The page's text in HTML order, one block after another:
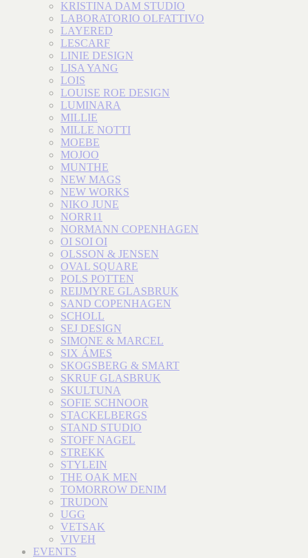
KRISTINA DAM STUDIO
LABORATORIO OLFATTIVO
LAYERED
LESCARF
LINIE DESIGN
LISA YANG
LOIS
LOUISE ROE DESIGN
LUMINARA
MILLIE
MILLE NOTTI
MOEBE
MOJOO
MUNTHE
NEW MAGS
NEW WORKS
NIKO JUNE
NORR11
NORMANN COPENHAGEN
OI SOI OI
OLSSON & JENSEN
OVAL SQUARE
POLS POTTEN
REIJMYRE GLASBRUK
SAND COPENHAGEN
SCHOLL
SEJ DESIGN
SIMONE & MARCEL
SIX ÁMES
SKOGSBERG & SMART
SKRUF GLASBRUK
SKULTUNA
SOFIE SCHNOOR
STACKELBERGS
STAND STUDIO
STOFF NAGEL
STREKK
STYLEIN
THE OAK MEN
TOMORROW DENIM
TRUDON
UGG
VETSAK
VIVEH
EVENTS